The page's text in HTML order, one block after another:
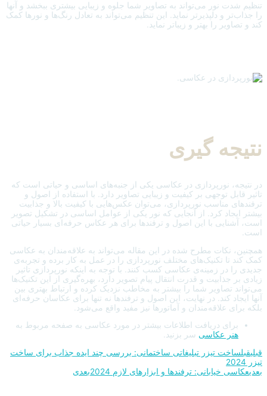
تنظیم شدت نور می‌تواند به تصاویر شما جلوه و زیبایی بیشتری ببخشد و آنها
را جذاب‌تر و دلپذیرتر نماید. این تنظیم می‌تواند به تعادل رنگ‌ها و نورها کمک
کند و تصاویر را بهتر و زیباتر نماید.
نتیجه گیری
در نتیجه، نورپردازی در عکاسی یکی از جنبه‌های اساسی و حیاتی است که
تاثیر قابل توجهی بر کیفیت و زیبایی تصاویر دارد. با استفاده از اصول و
ترفندهای مناسب نورپردازی، می‌توان عکس‌هایی با کیفیت بالا و جذابیت
بیشتر ایجاد کرد. از آنجایی که نور یکی از عوامل اساسی در تشکیل تصویر
است، آشنایی با این اصول و ترفندها برای هر عکاس حرفه‌ای بسیار حیاتی
است.
همچنین، نکات مطرح شده در این مقاله می‌تواند به علاقه‌مندان به عکاسی
کمک کند تا تکنیک‌های مختلف نورپردازی را در عمل به کار برده و تجربه‌ی
جدیدی را در زمینه‌ی عکاسی کسب کنند. با توجه به اینکه نورپردازی تاثیر
زیادی بر جذابیت و قدرت انتقال پیام تصویر دارد، بهره‌گیری از این تکنیک‌ها
می‌تواند تصاویر شما را بیشتر به مخاطب نزدیک کرده و ارتباط بهتری بین
آنها ایجاد کند. در نهایت، این اصول و ترفندها نه تنها برای عکاسان حرفه‌ای
بلکه برای علاقه‌مندان و آماتورها نیز مفید واقع می‌شود.
برای دریافت اطلاعات بیشتر در مورد عکاسی به صفحه مربوط به
هنر عکاسی سر بزنید.
قبلیقبلساخت تیزر تبلیغاتی ساختمانی: بررسی چند ایده جذاب برای ساخت
تیزر 2024
بعدیعکاسی خیابانی: ترفندها و ابزارهای لازم 2024 بعدی